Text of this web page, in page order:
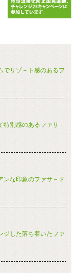
でリゾ－ト感のあるフ
特別感のあるファサ－
ンな印象のファサ－ド
ジした落ち着いたファ